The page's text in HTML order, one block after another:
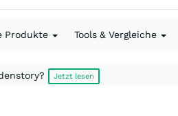
Produkte Tools & Vergleiche
Jetzt lesen